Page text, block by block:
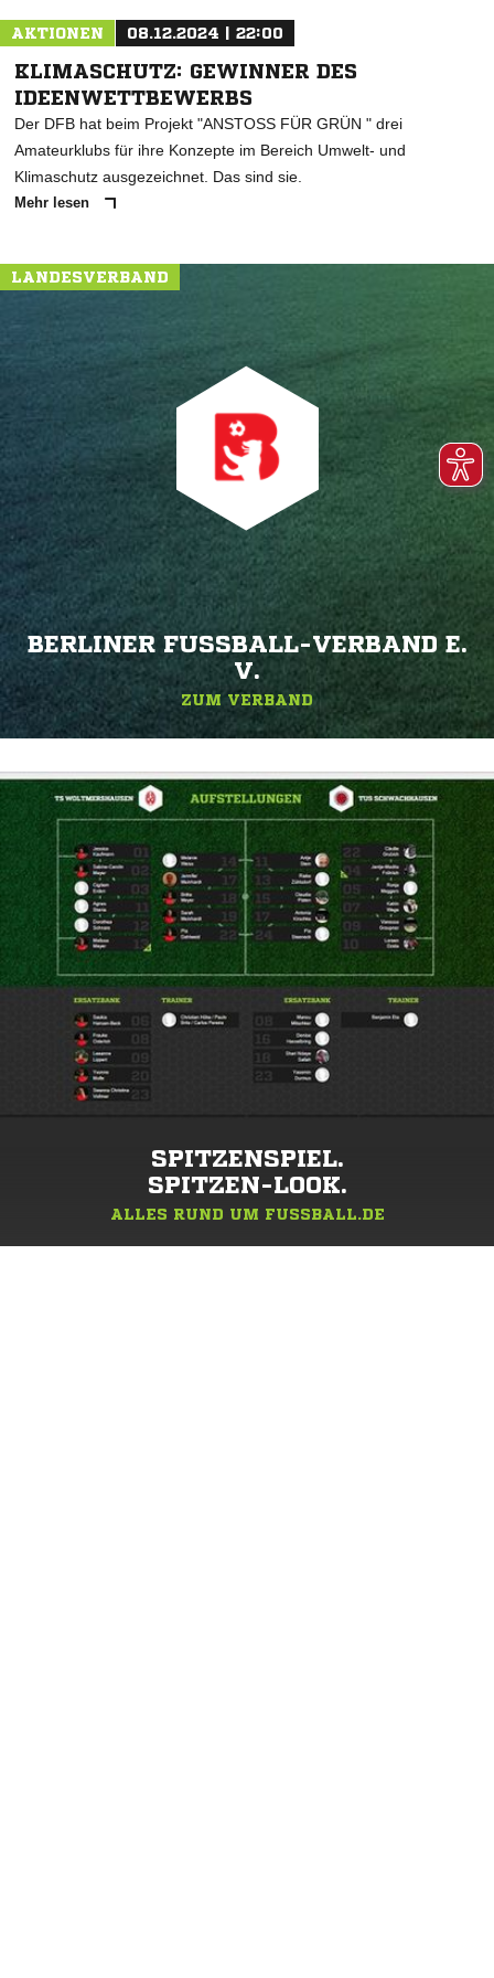
AKTIONEN 08.12.2024 | 22:00
KLIMASCHUTZ: GEWINNER DES
IDEENWETTBEWERBS
Der DFB hat beim Projekt "ANSTOSS FÜR GRÜN " drei
Amateurklubs für ihre Konzepte im Bereich Umwelt- und
Klimaschutz ausgezeichnet. Das sind sie.
Mehr lesen
LANDESVERBAND
BERLINER FUSSBALL-VERBAND E. V
.
ZUM VERBAND
SPITZENSPIEL.
SPITZEN-LOOK.
ALLES RUND UM FUSSBALL.DE